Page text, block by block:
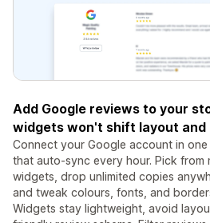
Add Google reviews to your
widgets won't shift layout and
Connect your Google account in
that auto-sync every hour. Pick from
widgets, drop unlimited copies
and tweak colours, fonts, and
Widgets stay lightweight, avoid